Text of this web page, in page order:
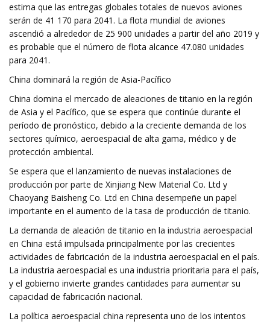
estima que las entregas globales totales de nuevos aviones
serán de 41 170 para 2041. La flota mundial de aviones
ascendió a alrededor de 25 900 unidades a partir del año 2019 y
es probable que el número de flota alcance 47.080 unidades
para 2041.
China dominará la región de Asia-Pacífico
China domina el mercado de aleaciones de titanio en la región
de Asia y el Pacífico, que se espera que continúe durante el
período de pronóstico, debido a la creciente demanda de los
sectores químico, aeroespacial de alta gama, médico y de
protección ambiental.
Se espera que el lanzamiento de nuevas instalaciones de
producción por parte de Xinjiang New Material Co. Ltd y
Chaoyang Baisheng Co. Ltd en China desempeñe un papel
importante en el aumento de la tasa de producción de titanio.
La demanda de aleación de titanio en la industria aeroespacial
en China está impulsada principalmente por las crecientes
actividades de fabricación de la industria aeroespacial en el país.
La industria aeroespacial es una industria prioritaria para el país,
y el gobierno invierte grandes cantidades para aumentar su
capacidad de fabricación nacional.
La política aeroespacial china representa uno de los intentos